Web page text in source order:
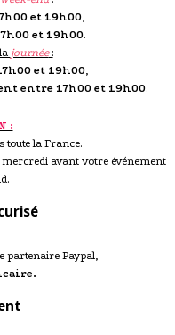
et 19h00
et 19h00.
journée:
et 19h00,
entre 17h00 et 19h00.
:
toute la France.
avant votre événement
partenaire Paypal,